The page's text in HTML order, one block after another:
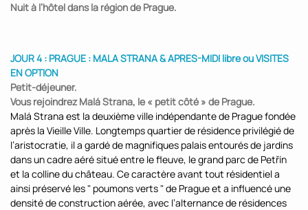
Nuit à l’hôtel dans la région de Prague.
JOUR 4 : PRAGUE : MALA STRANA & APRES-MIDI libre ou VISITES
EN OPTION
Petit-déjeuner.
Vous rejoindrez Malá Strana, le « petit côté » de Prague.
Malá Strana est la deuxième ville indépendante de Prague fondée
après la Vieille Ville. Longtemps quartier de résidence privilégié de
l’aristocratie, il a gardé de magnifiques palais entourés de jardins
dans un cadre aéré situé entre le fleuve, le grand parc de Petřín
et la colline du château. Ce caractère avant tout résidentiel a
ainsi préservé les " poumons verts " de Prague et a influencé une
densité de construction aérée, avec l’alternance de résidences